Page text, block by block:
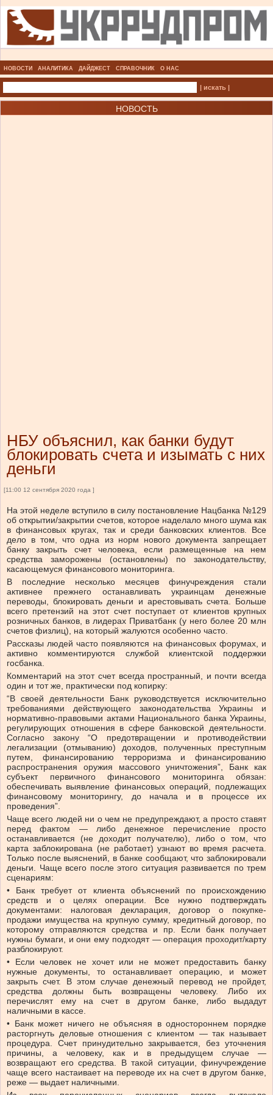
НОВОСТИ АНАЛИТИКА ДАЙДЖЕСТ СПРАВОЧНИК О НАС
| искать |
НОВОСТЬ
НБУ объяснил, как банки будут
блокировать счета и изымать с них
деньги
[11:00 12 сентября 2020 года ]
На этой неделе вступило в силу постановление Нацбанка №129
об открытии/закрытии счетов, которое наделало много шума как
в финансовых кругах, так и среди банковских клиентов. Все
дело в том, что одна из норм нового документа запрещает
банку закрыть счет человека, если размещенные на нем
средства заморожены (остановлены) по законодательству,
касающемуся финансового мониторинга.
В последние несколько месяцев финучреждения стали
активнее прежнего останавливать украинцам денежные
переводы, блокировать деньги и арестовывать счета. Больше
всего претензий на этот счет поступает от клиентов крупных
розничных банков, в лидерах Приватбанк (у него более 20 млн
счетов физлиц), на который жалуются особенно часто.
Рассказы людей часто появляются на финансовых форумах, и
активно комментируются службой клиентской поддержки
госбанка.
Комментарий на этот счет всегда пространный, и почти всегда
один и тот же, практически под копирку:
“В своей деятельности Банк руководствуется исключительно
требованиями действующего законодательства Украины и
нормативно-правовыми актами Национального банка Украины,
регулирующих отношения в сфере банковской деятельности.
Согласно закону “О предотвращении и противодействии
легализации (отмыванию) доходов, полученных преступным
путем, финансированию терроризма и финансированию
распространения оружия массового уничтожения”, Банк как
субъект первичного финансового мониторинга обязан:
обеспечивать выявление финансовых операций, подлежащих
финансовому мониторингу, до начала и в процессе их
проведения”.
Чаще всего людей ни о чем не предупреждают, а просто ставят
перед фактом — либо денежное перечисление просто
останавливается (не доходит получателю), либо о том, что
карта заблокирована (не работает) узнают во время расчета.
Только после выяснений, в банке сообщают, что заблокировали
деньги. Чаще всего после этого ситуация развивается по трем
сценариям:
• Банк требует от клиента объяснений по происхождению
средств и о целях операции. Все нужно подтверждать
документами: налоговая декларация, договор о покупке-
продажи имущества на крупную сумму, кредитный договор, по
которому отправляются средства и пр. Если банк получает
нужны бумаги, и они ему подходят — операция проходит/карту
разблокируют.
• Если человек не хочет или не может предоставить банку
нужные документы, то останавливает операцию, и может
закрыть счет. В этом случае денежный перевод не пройдет,
средства должны быть возвращены человеку. Либо их
перечислят ему на счет в другом банке, либо выдадут
наличными в кассе.
• Банк может ничего не объясняя в одностороннем порядке
расторгнуть деловые отношения с клиентом — так называет
процедура. Счет принудительно закрывается, без уточнения
причины, а человеку, как и в предыдущем случае —
возвращают его средства. В такой ситуации, финучреждение
чаще всего настаивает на переводе их на счет в другом банке,
реже — выдает наличными.